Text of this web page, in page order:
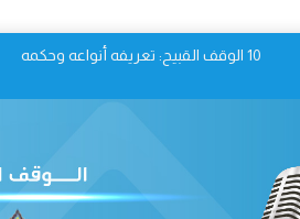
10 الوقف القبيح: تعريفه أنواعه وحكمه